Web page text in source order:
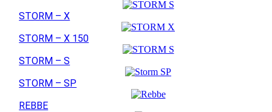
STORM – X
STORM – X 150
STORM – S
STORM – SP
REBBE